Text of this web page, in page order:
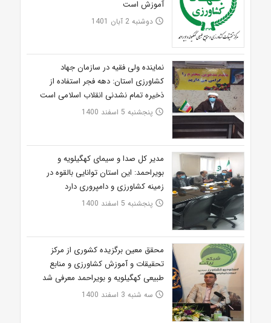
آموزش است
access_time دوشنبه 2 آبان 1401
نماینده ولی فقیه در سازمان جهاد
کشاورزی استان: دهه فجر استفاده از
ذخیره تمام نشدنی انقلاب اسلامی است
access_time پنجشنبه 5 اسفند 1400
مدیر کل صدا و سیمای کهگیلویه و
بویراحمد: این استان توانایی بالقوه در
زمینه کشاورزی و دامپروری دارد
access_time پنجشنبه 5 اسفند 1400
محقق معین برگزیده کشوری از مرکز
تحقیقات و آموزش کشاورزی و منابع
طبیعی کهگیلویه و بویراحمد معرفی شد
access_time سه شنبه 3 اسفند 1400